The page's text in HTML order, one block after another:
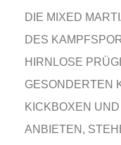
DIE MIXED
DES
HIRNLOSE
GESONDERTEN
KICKBOXEN
ANBIETEN,